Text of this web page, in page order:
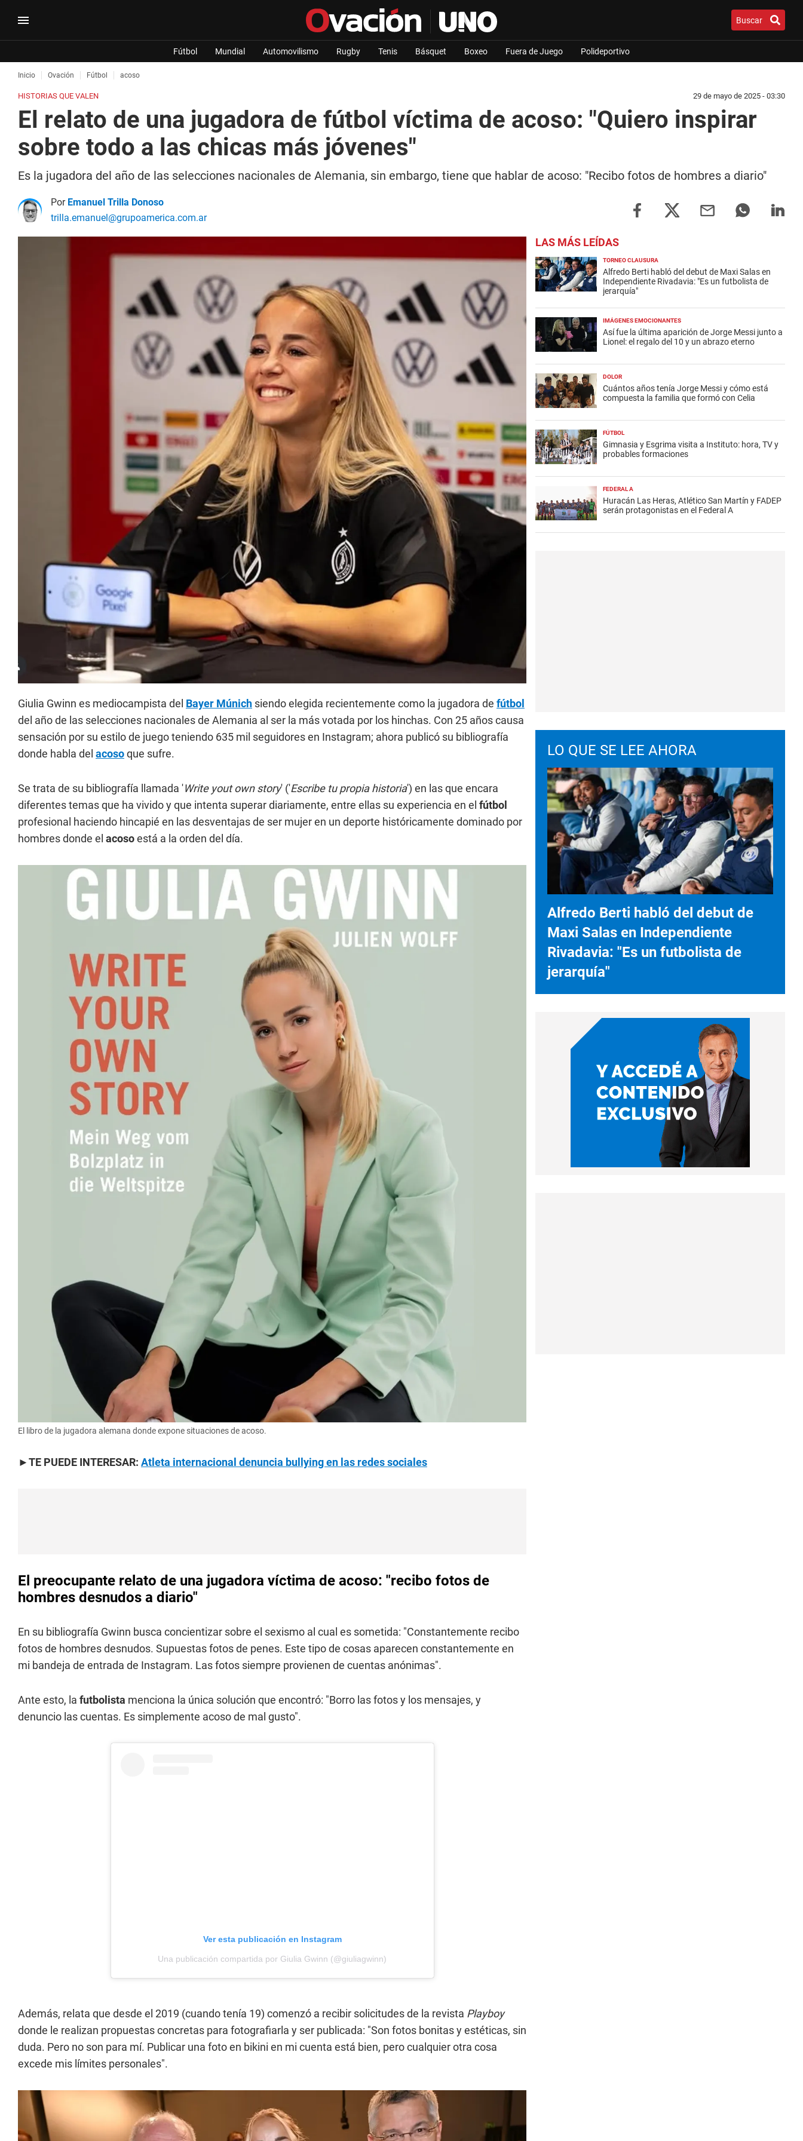
Buscar
Fútbol Mundial Automovilismo Rugby Tenis Básquet Boxeo Fuera de Juego Polideportivo
Inicio Ovación Fútbol acoso
HISTORIAS QUE VALEN 29 de mayo de 2025 - 03:30
El relato de una jugadora de fútbol víctima de acoso: "Quiero inspirar
sobre todo a las chicas más jóvenes"
Es la jugadora del año de las selecciones nacionales de Alemania, sin embargo, tiene que hablar de acoso: "Recibo fotos de hombres a diario"
Por Emanuel Trilla Donoso
trilla.emanuel@grupoamerica.com.ar
Giulia Gwinn es mediocampista del Bayer Múnich siendo elegida recientemente como la jugadora de fútbol
del año de las selecciones nacionales de Alemania al ser la más votada por los hinchas. Con 25 años causa
sensación por su estilo de juego teniendo 635 mil seguidores en Instagram; ahora publicó su bibliografía
donde habla del acosoque sufre.
Se trata de su bibliografía llamada 'Write yout own story' ('Escribe tu propia historia') en las que encara
diferentes temas que ha vivido y que intenta superar diariamente, entre ellas su experiencia en el fútbol
profesional haciendo hincapié en las desventajas de ser mujer en un deporte históricamente dominado por
hombres donde el acosoestá a la orden del día.
El libro de la jugadora alemana donde expone situaciones de acoso.
►TE PUEDE INTERESAR: Atleta internacional denuncia bullying en las redes sociales
El preocupante relato de una jugadora víctima de acoso: "recibo fotos de
hombres desnudos a diario"
En su bibliografía Gwinn busca concientizar sobre el sexismo al cual es sometida: "Constantemente recibo
fotos de hombres desnudos. Supuestas fotos de penes. Este tipo de cosas aparecen constantemente en
mi bandeja de entrada de Instagram. Las fotos siempre provienen de cuentas anónimas".
Ante esto, la futbolista menciona la única solución que encontró: "Borro las fotos y los mensajes, y
denuncio las cuentas. Es simplemente acoso de mal gusto".
Ver esta publicación en Instagram
Una publicación compartida por Giulia Gwinn (@giuliagwinn)
Además, relata que desde el 2019 (cuando tenía 19) comenzó a recibir solicitudes de la revista Playboy
donde le realizan propuestas concretas para fotografiarla y ser publicada: "Son fotos bonitas y estéticas, sin
duda. Pero no son para mí. Publicar una foto en bikini en mi cuenta está bien, pero cualquier otra cosa
excede mis límites personales".
LAS MÁS LEÍDAS
TORNEO CLAUSURA
Alfredo Berti habló del debut de Maxi Salas en
Independiente Rivadavia: "Es un futbolista de
jerarquía"
IMÁGENES EMOCIONANTES
Así fue la última aparición de Jorge Messi junto a
Lionel: el regalo del 10 y un abrazo eterno
DOLOR
Cuántos años tenía Jorge Messi y cómo está
compuesta la familia que formó con Celia
FÚTBOL
Gimnasia y Esgrima visita a Instituto: hora, TV y
probables formaciones
FEDERAL A
Huracán Las Heras, Atlético San Martín y FADEP
serán protagonistas en el Federal A
LO QUE SE LEE AHORA
Alfredo Berti habló del debut de
Maxi Salas en Independiente
Rivadavia: "Es un futbolista de
jerarquía"